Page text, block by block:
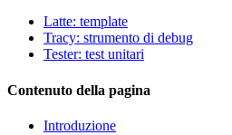
Latte: template
Tracy: strumento di debug
Tester: test unitari
Contenuto della pagina
Introduzione